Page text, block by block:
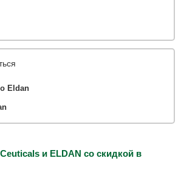
Eldan
и ELDAN со скидкой в